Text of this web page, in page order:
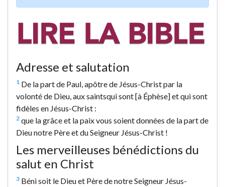
Adresse et salutation
1 De la part de Paul, apôtre de Jésus-Christ par la
volonté de Dieu, aux saintsqui sont [à Éphèse] et qui sont
fidèles en Jésus-Christ :
2 que la grâce et la paix vous soient données de la part de
Dieu notre Père et du Seigneur Jésus-Christ !
Les merveilleuses bénédictions du
salut en Christ
3 Béni soit le Dieu et Père de notre Seigneur Jésus-